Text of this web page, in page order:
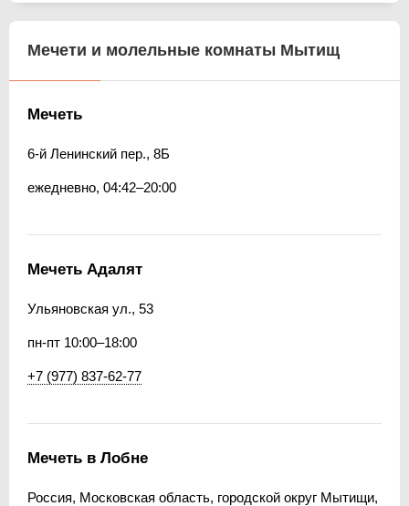
Мечети и молельные комнаты Мытищ
Мечеть
6-й Ленинский пер., 8Б
ежедневно, 04:42–20:00
Мечеть Адалят
Ульяновская ул., 53
пн-пт 10:00–18:00
+7 (977) 837-62-77
Мечеть в Лобне
Россия, Московская область, городской округ Мытищи,